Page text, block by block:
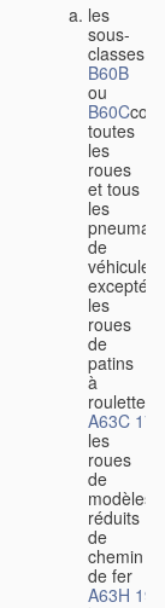
les
sous-
classes
B60B
ou
B60C
toutes
les
roues
et tous
les
de
véhicules,
excepté
les
roues
de
patins
à
roulettes
A63C 17/
les
roues
de
modèles
réduits
de
chemin
de fer
A63H 19/